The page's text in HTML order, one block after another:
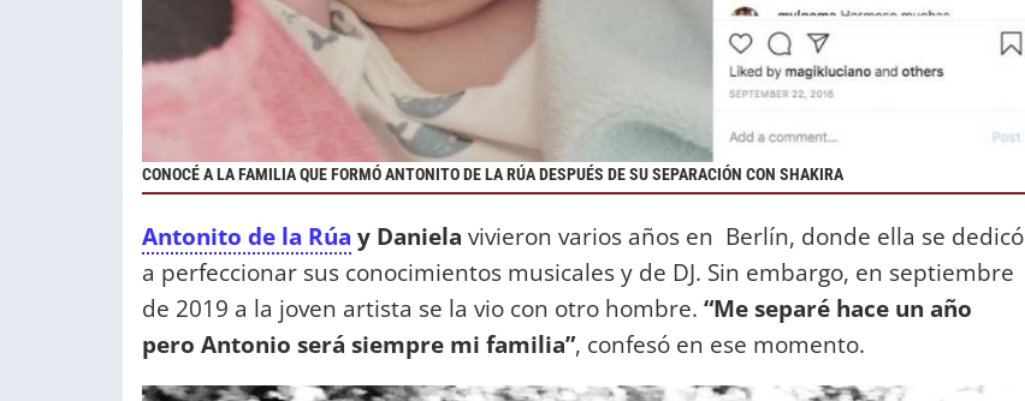
CONOCÉ A LA FAMILIA QUE FORMÓ ANTONITO DE LA RÚA DESPUÉS DE SU SEPARACIÓN CON SHAKIRA
Antonito de la Rúa y Daniela vivieron varios años en Berlín, donde ella se dedicó
a perfeccionar sus conocimientos musicales y de DJ. Sin embargo, en septiembre
de 2019 a la joven artista se la vio con otro hombre. “Me separé hace un año
pero Antonio será siempre mi familia”, confesó en ese momento.